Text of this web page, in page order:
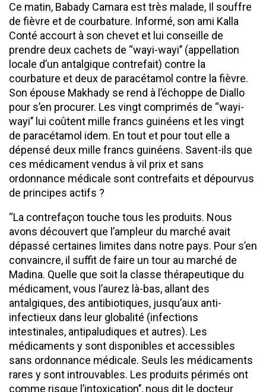
Ce matin, Babady Camara est très malade, Il souffre
de fièvre et de courbature. Informé, son ami Kalla
Conté accourt à son chevet et lui conseille de
prendre deux cachets de ‘‘wayi-wayi’’ (appellation
locale d’un antalgique contrefait) contre la
courbature et deux de paracétamol contre la fièvre.
Son épouse Makhady se rend à l’échoppe de Diallo
pour s’en procurer. Les vingt comprimés de ‘‘wayi-
wayi’’ lui coûtent mille francs guinéens et les vingt
de paracétamol idem. En tout et pour tout elle a
dépensé deux mille francs guinéens. Savent-ils que
ces médicament vendus à vil prix et sans
ordonnance médicale sont contrefaits et dépourvus
de principes actifs ?
‘‘La contrefaçon touche tous les produits. Nous
avons découvert que l’ampleur du marché avait
dépassé certaines limites dans notre pays. Pour s’en
convaincre, il suffit de faire un tour au marché de
Madina. Quelle que soit la classe thérapeutique du
médicament, vous l’aurez là-bas, allant des
antalgiques, des antibiotiques, jusqu’aux anti-
infectieux dans leur globalité (infections
intestinales, antipaludiques et autres). Les
médicaments y sont disponibles et accessibles
sans ordonnance médicale. Seuls les médicaments
rares y sont introuvables. Les produits périmés ont
comme risque l’intoxication’’, nous dit le docteur